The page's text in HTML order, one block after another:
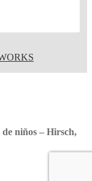
niños – Hirsch,